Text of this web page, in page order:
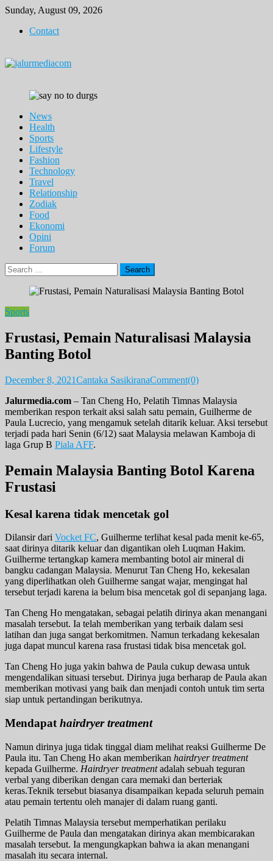
Skip
content
Sunday, August 09, 2026
Contact
News
Health
Sports
Lifestyle
Fashion
Technology
Travel
Relationship
Zodiak
Food
Ekonomi
Opini
Forum
Search
for:
Sports
Frustasi, Pemain Naturalisasi Malaysia
Banting Botol
December 8, 2021Cantaka SasikiranaComment(0)
Jalurmedia.com – Tan Cheng Ho, Pelatih Timnas Malaysia
memberikan respon terkait aksi salah satu pemain, Guilherme de
Paula Lucrecio, yang mengamuk setelah ditarik keluar. Aksi tersebut
terjadi pada hari Senin (6/12) saat Malaysia melawan Kamboja di
laga Grup B Piala AFF.
Pemain Malaysia Banting Botol Karena
Frustasi
Kesal karena tidak mencetak gol
Dilansir dari Vocket FC, Guilherme terlihat kesal pada menit ke-65,
saat dirinya ditarik keluar dan digantikan oleh Luqman Hakim.
Guilherme tertangkap kamera membanting botol air mineral di
bangku cadangan Malaysia. Menurut Tan Cheng Ho, kekesalan
yang diperlihatkan oleh Guilherme sangat wajar, mengingat hal
tersebut terjadi karena ia belum bisa mencetak gol di sepanjang laga.
Tan Cheng Ho mengatakan, sebagai pelatih dirinya akan menangani
masalah tersebut. Ia telah memberikan yang terbaik dalam sesi
latihan dan juga sangat berkomitmen. Namun terkadang kekesalan
juga dapat muncul karena rasa frustasi tidak bisa mencetak gol.
Tan Cheng Ho juga yakin bahwa de Paula cukup dewasa untuk
mengendalikan situasi tersebut. Dirinya juga berharap de Paula akan
memberikan motivasi yang baik dan menjadi contoh untuk tim serta
siap untuk pertandingan berikutnya.
Mendapat hairdryer treatment
Namun dirinya juga tidak tinggal diam melihat reaksi Guilherme De
Paula itu. Tan Cheng Ho akan memberikan hairdryer treatment
kepada Guilherme. Hairdryer treatmentadalah sebuah teguran
verbal yang diberikan dengan cara memaki dan berteriak
keras.Teknik tersebut biasanya disampaikan kepada seluruh pemain
atau pemain tertentu oleh manajer di dalam ruang ganti.
Pelatih Timnas Malaysia tersebut memperhatikan perilaku
Guilherme de Paula dan mengatakan dirinya akan membicarakan
masalah tersebut. Ia mengungkapkan bahwa ia akan menangani
masalah itu secara internal.